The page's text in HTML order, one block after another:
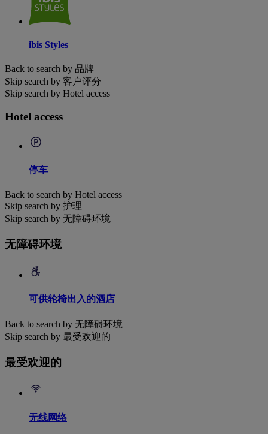
ibis Styles
Back to search by 品牌
Skip search by 客户评分
Skip search by Hotel access
Hotel access
停车
Back to search by Hotel access
Skip search by 护理
Skip search by 无障碍环境
无障碍环境
可供轮椅出入的酒店
Back to search by 无障碍环境
Skip search by 最受欢迎的
最受欢迎的
无线网络